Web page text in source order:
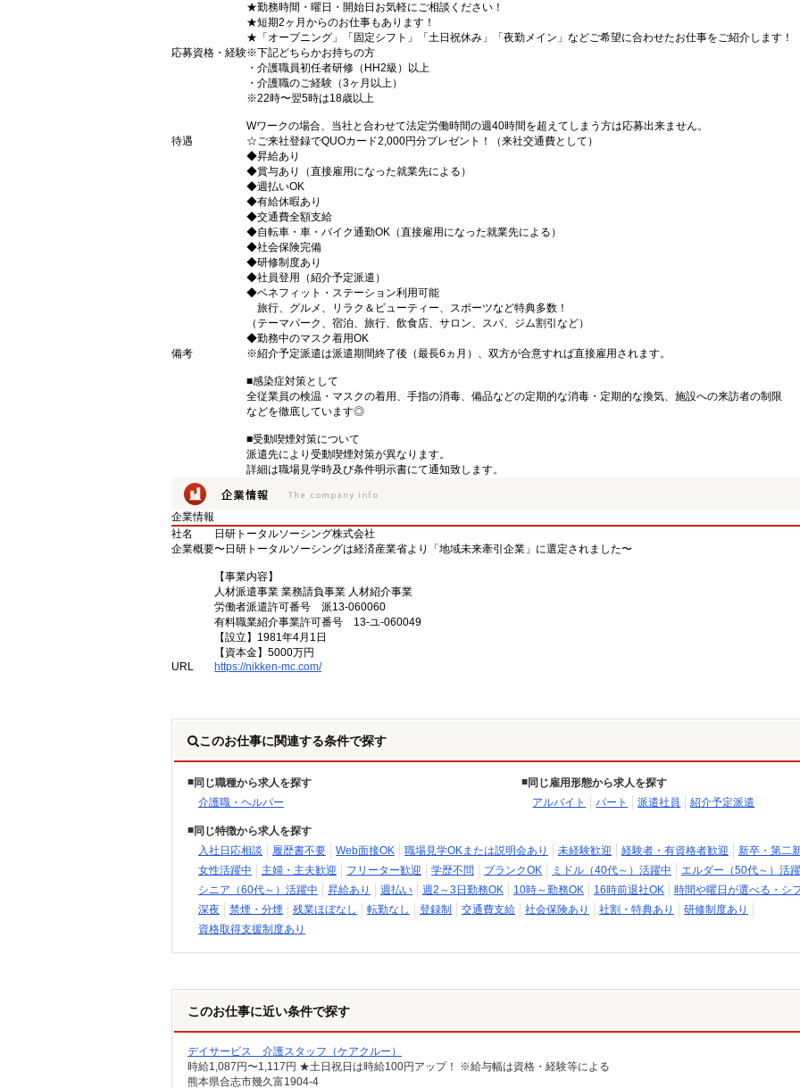
★勤務時間・曜日・開始日お気軽にご相談ください！
★短期2ヶ月からのお仕事もあります！
★「オープニング」「固定シフト」「土日祝休み」「夜勤メイン」などご希望に合わせたお仕事をご紹介します！
応募資格・経験※下記どちらかお持ちの方
・介護職員初任者研修（HH2級）以上
・介護職のご経験（3ヶ月以上）
※22時〜翌5時は18歳以上
Wワークの場合、当社と合わせて法定労働時間の週40時間を超えてしまう方は応募出来ません。
待遇
☆ご来社登録でQUOカード2,000円分プレゼント！（来社交通費として）
◆昇給あり
◆賞与あり（直接雇用になった就業先による）
◆週払いOK
◆有給休暇あり
◆交通費全額支給
◆自転車・車・バイク通勤OK（直接雇用になった就業先による）
◆社会保険完備
◆研修制度あり
◆社員登用（紹介予定派遣）
◆ベネフィット・ステーション利用可能
旅行、グルメ、リラク＆ビューティー、スポーツなど特典多数！
（テーマパーク、宿泊、旅行、飲食店、サロン、スパ、ジム割引など）
◆勤務中のマスク着用OK
備考
※紹介予定派遣は派遣期間終了後（最長6ヵ月）、双方が合意すれば直接雇用されます。
■感染症対策として
全従業員の検温・マスクの着用、手指の消毒、備品などの定期的な消毒・定期的な換気、施設への来訪者の制限
などを徹底しています◎
■受動喫煙対策について
派遣先により受動喫煙対策が異なります。
詳細は職場見学時及び条件明示書にて通知致します。
企業情報
社名
日研トータルソーシング株式会社
企業概要〜日研トータルソーシングは経済産業省より「地域未来牽引企業」に選定されました〜
【事業内容】
人材派遣事業 業務請負事業 人材紹介事業
労働者派遣許可番号 派13-060060
有料職業紹介事業許可番号 13-ユ-060049
【設立】1981年4月1日
【資本金】5000万円
URL
https://nikken-mc.com/
このお仕事に関連する条件で探す
同じ職種から求人を探す
介護職・ヘルパー
同じ雇用形態から求人を探す
アルバイト
パート 派遣社員 紹介予定派遣
同じ特徴から求人を探す
入社日応相談
履歴書不要 Web面接OK 職場見学OKまたは説明会あり 未経験歓迎 経験者・有資格者歓迎
新卒・第二
女性活躍中
主婦・主夫歓迎 フリーター歓迎 学歴不問 ブランクOK ミドル（40代～）活躍中
エルダー（50代～）活
シニア（60代～）活躍中
昇給あり 週払い 週2～3日勤務OK 10時～勤務OK 16時前退社OK
時間や曜日が選べる・シ
深夜
禁煙・分煙 残業ほぼなし 転勤なし 登録制 交通費支給 社会保険あり 社割・特典あり
研修制度あり
資格取得支援制度あり
このお仕事に近い条件で探す
デイサービス 介護スタッフ（ケアクルー）
時給1,087円〜1,117円 ★土日祝日は時給100円アップ！ ※給与幅は資格・経験等による
熊本県合志市幾久富1904-4